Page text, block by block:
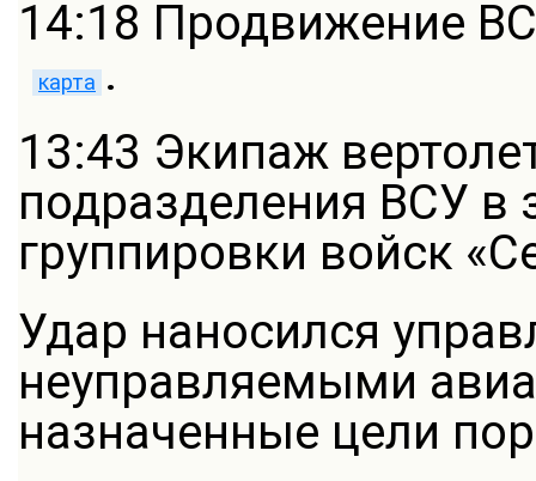
14:18 Продвижение
карта .
13:43 Экипаж
подразделения ВСУ в
группировки войск
Удар наносился
неуправляемыми
назначенные цели